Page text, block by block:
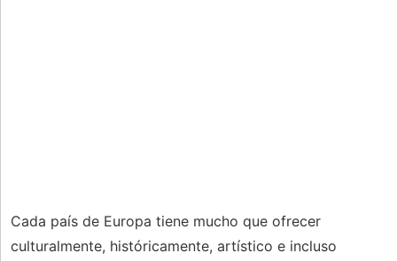
Cada país de Europa tiene mucho que ofrecer
culturalmente, históricamente, artístico e incluso